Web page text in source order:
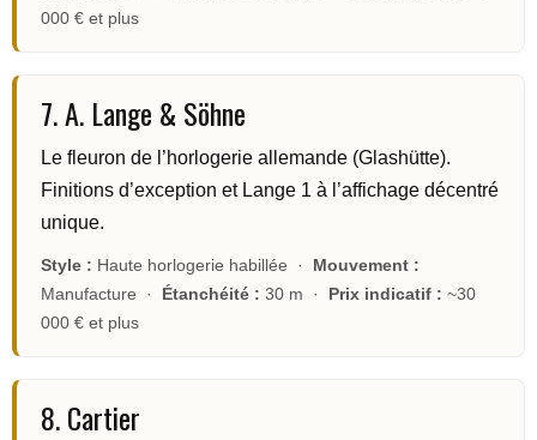
000 € et plus
7. A. Lange & Söhne
Le fleuron de l’horlogerie allemande (Glashütte).
Finitions d’exception et Lange 1 à l’affichage décentré
unique.
Style : Haute horlogerie habillée · Mouvement :
Manufacture · Étanchéité : 30 m · Prix indicatif : ~30
000 € et plus
8. Cartier